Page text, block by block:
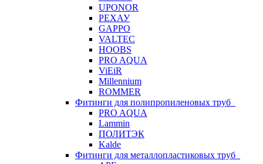
UPONOR
РЕХАУ
GAPPO
VALTEC
HOOBS
PRO AQUA
ViEiR
Millennium
ROMMER
Фитинги для полипропиленовых труб
PRO AQUA
Lammin
ПОЛИТЭК
Kalde
Фитинги для металлопластиковых труб